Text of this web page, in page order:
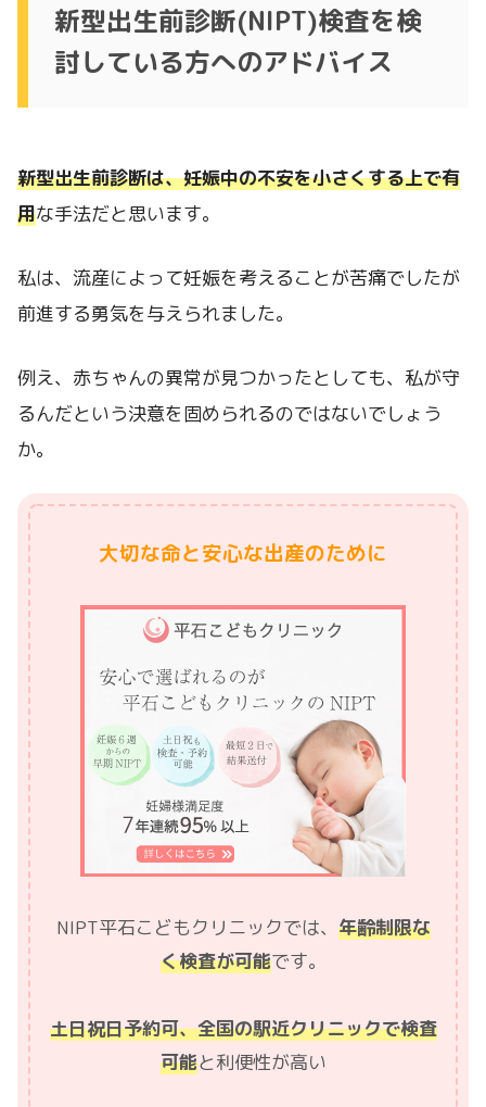
新型出生前診断(NIPT)検査を検
討している方へのアドバイス
新型出生前診断は、妊娠中の不安を小さくする上で有
用な手法だと思います。
私は、流産によって妊娠を考えることが苦痛でしたが
前進する勇気を与えられました。
例え、赤ちゃんの異常が見つかったとしても、私が守
るんだという決意を固められるのではないでしょう
か。
大切な命と安心な出産のために
NIPT平石こどもクリニックでは、 年齢制限な
く検査が可能です。
土日祝日予約可、全国の駅近クリニックで検査
可能と利便性が高い